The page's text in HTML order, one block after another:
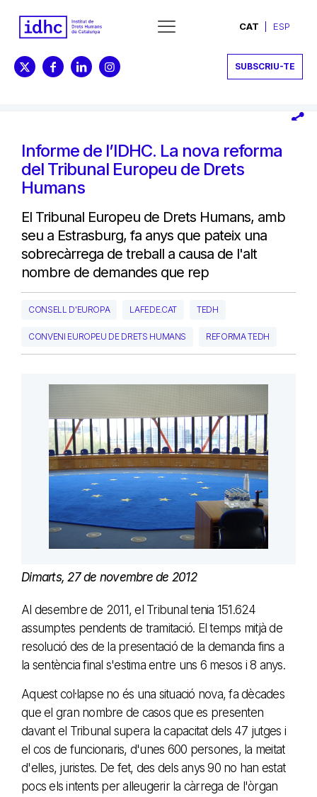
CAT ESP
SUBSCRIU-TE
Informe de l’IDHC. La nova reforma
del Tribunal Europeu de Drets
Humans
El Tribunal Europeu de Drets Humans, amb
seu a Estrasburg, fa anys que pateix una
sobrecàrrega de treball a causa de l'alt
nombre de demandes que rep
CONSELL D'EUROPA LAFEDE.CAT TEDH
CONVENI EUROPEU DE DRETS HUMANS REFORMA TEDH
Dimarts, 27 de novembre de 2012
Al desembre de 2011, el Tribunal tenia 151.624
assumptes pendents de tramitació. El temps mitjà de
resolució des de la presentació de la demanda fins a
la sentència final s'estima entre uns 6 mesos i 8 anys.
Aquest col·lapse no és una situació nova, fa dècades
que el gran nombre de casos que es presenten
davant el Tribunal supera la capacitat dels 47 jutges i
el cos de funcionaris, d'unes 600 persones, la meitat
d'elles, juristes. De fet, des dels anys 90 no han estat
pocs els intents per alleugerir la càrrega de l'òrgan